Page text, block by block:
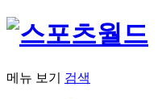
메뉴 보기 검색